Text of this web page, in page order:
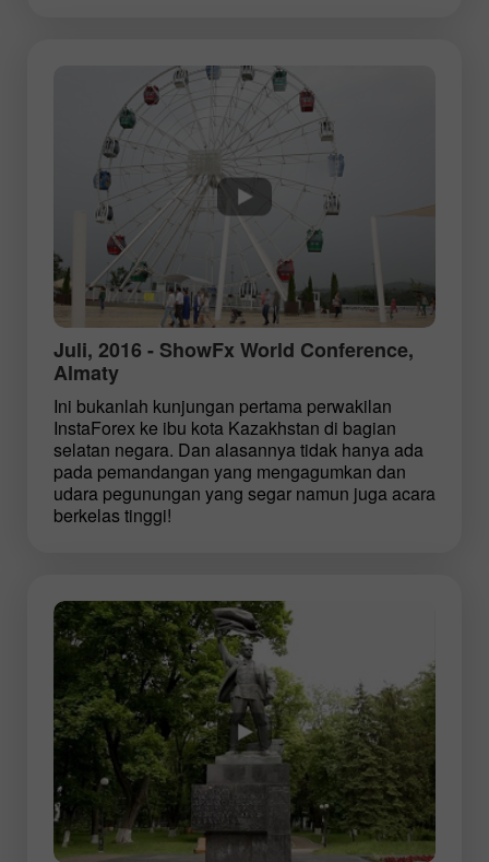
Juli, 2016 - ShowFx World Conference,
Almaty
Ini bukanlah kunjungan pertama perwakilan
InstaForex ke ibu kota Kazakhstan di bagian
selatan negara. Dan alasannya tidak hanya ada
pada pemandangan yang mengagumkan dan
udara pegunungan yang segar namun juga acara
berkelas tinggi!